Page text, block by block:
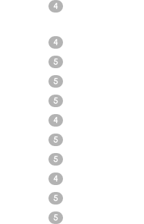
4
4
5
5
5
4
5
5
4
5
5